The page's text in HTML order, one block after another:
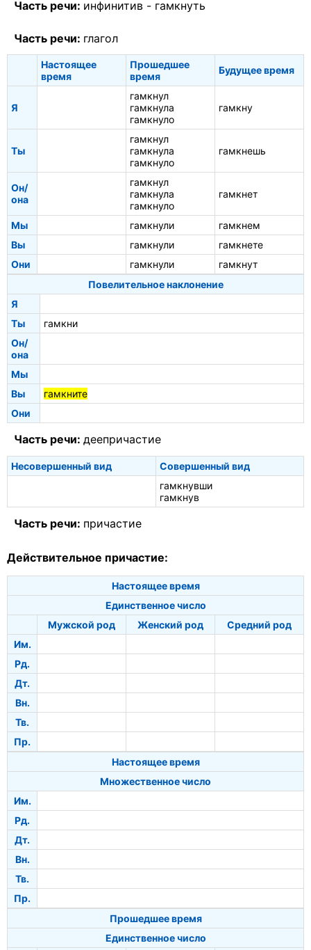
Часть речи: инфинитив - гамкнуть
Часть речи: глагол
Настоящее
время
Прошедшее
время
Будущее время
Я
гамкнул
гамкнула
гамкнуло
гамкну
Ты
гамкнул
гамкнула
гамкнуло
гамкнешь
Он/
она
гамкнул
гамкнула
гамкнуло
гамкнет
Мы гамкнули
гамкнем
Вы
гамкнули
гамкнете
Они
гамкнули
гамкнут
Повелительное наклонение
Я
Ты
гамкни
Он/
она
Мы
Вы
гамкните
Они
Часть речи: деепричастие
Несовершенный вид
Совершенный вид
гамкнувши
гамкнув
Часть речи: причастие
Действительное причастие:
Настоящее время
Единственное число
Мужской род
Женский род
Средний род
Им.
Рд.
Дт.
Вн.
Тв.
Пр.
Настоящее время
Множественное число
Им.
Рд.
Дт.
Вн.
Тв.
Пр.
Прошедшее время
Единственное число